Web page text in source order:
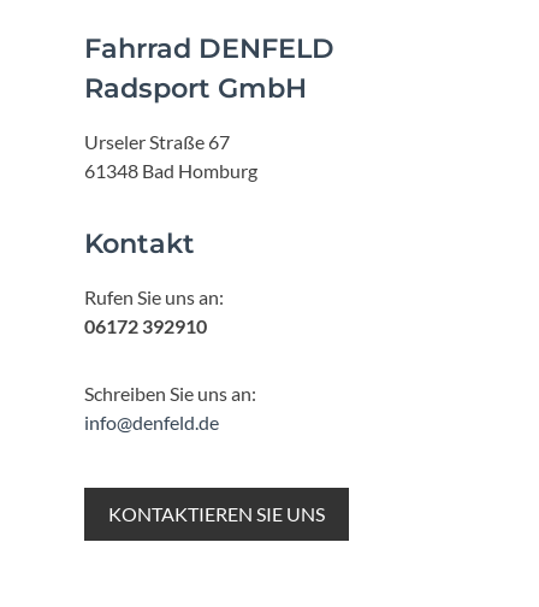
Fahrrad DENFELD
Radsport GmbH
Urseler Straße 67
61348 Bad Homburg
Kontakt
Rufen Sie uns an:
06172 392910
Schreiben Sie uns an:
info@denfeld.de
KONTAKTIEREN SIE UNS